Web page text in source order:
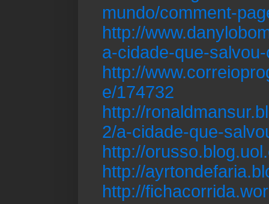
mundo/comment-
http://
a-cidade-que-
http://
e/174732
http://
2/a-cidade-que-
http://
http://
http://